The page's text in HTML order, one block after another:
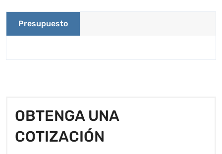
Presupuesto
OBTENGA UNA
COTIZACIÓN